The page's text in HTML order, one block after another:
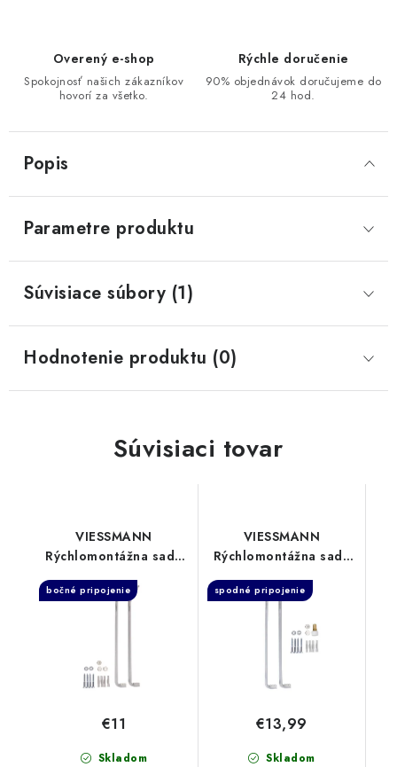
Overený e-shop
Spokojnosť našich zákazníkov
hovorí za všetko.
Rýchle doručenie
90% objednávok doručujeme do
24 hod.
Popis
Parametre produktu
Súvisiace súbory (1)
Hodnotenie produktu (0)
Súvisiaci tovar
VIESSMANN
Rýchlomontážna sada
Typ K500, 7572547
bočné pripojenie
Skladom
€11
VIESSMANN
Rýchlomontážna sada
Typ VK500, 7572540
spodné pripojenie
Skladom
€13,99